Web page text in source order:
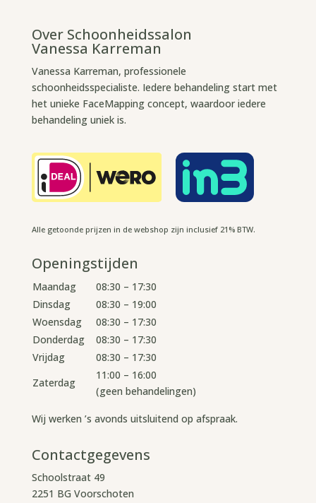
Over Schoonheidssalon
Vanessa Karreman
Vanessa Karreman, professionele
schoonheidsspecialiste. Iedere behandeling start met
het unieke FaceMapping concept, waardoor iedere
behandeling uniek is.
Alle getoonde prijzen in de webshop zijn inclusief 21% BTW.
Openingstijden
Maandag
08:30 – 17:30
Dinsdag
08:30 – 19:00
Woensdag
08:30 – 17:30
Donderdag
08:30 – 17:30
Vrijdag
08:30 – 17:30
Zaterdag
11:00 – 16:00
(geen behandelingen)
Wij werken ’s avonds uitsluitend op afspraak.
Contactgegevens
Schoolstraat 49
2251 BG Voorschoten